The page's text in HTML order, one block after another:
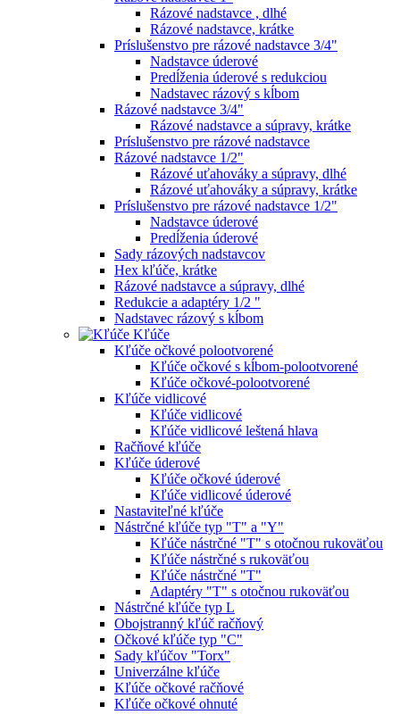
Rázové nadstavce , dlhé
Rázové nadstavce, krátke
Príslušenstvo pre rázové nadstavce 3/4"
Nadstavce úderové
Predĺženia úderové s redukciou
Nadstavec rázový s kĺbom
Rázové nadstavce 3/4"
Rázové nadstavce a súpravy, krátke
Príslušenstvo pre rázové nadstavce
Rázové nadstavce 1/2"
Rázové uťahováky a súpravy, dlhé
Rázové uťahováky a súpravy, krátke
Príslušenstvo pre rázové nadstavce 1/2"
Nadstavce úderové
Predĺženia úderové
Sady rázových nadstavcov
Hex kľúče, krátke
Rázové nadstavce a súpravy, dlhé
Redukcie a adaptéry 1/2 "
Nadstavec rázový s kĺbom
Kľúče
Kľúče očkové polootvorené
Kľúče očkové s kĺbom-polootvorené
Kľúče očkové-polootvorené
Kľúče vidlicové
Kľúče vidlicové
Kľúče vidlicové leštená hlava
Račňové kľúče
Kľúče úderové
Kľúče očkové úderové
Kľúče vidlicové úderové
Nastaviteľné kľúče
Nástrčné kľúče typ "T" a "Y"
Kľúče nástrčné "T" s otočnou rukoväťou
Kľúče nástrčné s rukoväťou
Kľúče nástrčné "T"
Adaptéry "T" s otočnou rukoväťou
Nástrčné kľúče typ L
Obojstranný kľúč račňový
Očkové kľúče typ "C"
Sady kľúčov "Torx"
Univerzálne kľúče
Kľúče očkové račňové
Kľúče očkové ohnuté